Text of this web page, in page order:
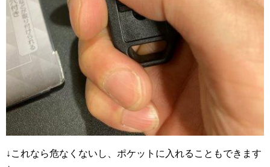
↓これなら危なくないし、ポケットに入れることもできます